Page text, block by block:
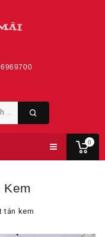
0
Kem
tán kem